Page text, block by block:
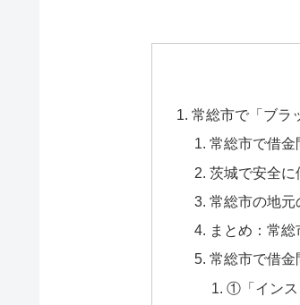
常総市で「ブラ
常総市で借金
茨城で安全に
常総市の地元
まとめ：常
常総市で借金
①「インス